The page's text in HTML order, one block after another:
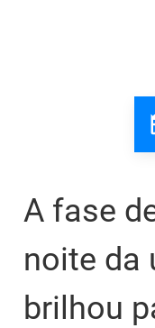
A fase
noite da
brilhou